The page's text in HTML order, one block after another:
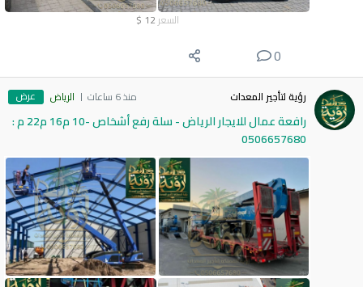
السعر 12
$
0
رؤية لتأجير المعدات منذ 6 ساعات الرياض عرض
رافعة عمال للايجار الرياض - سلة رفع أشخاص -10 م16 م22 م :
0506657680